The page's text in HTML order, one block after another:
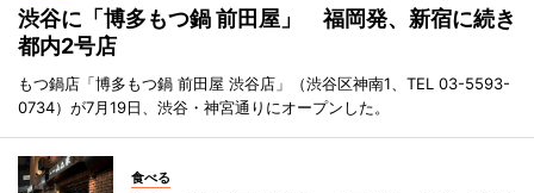
渋谷に「博多もつ鍋 前田屋」 福岡発、新宿に続き
都内2号店
もつ鍋店「博多もつ鍋 前田屋 渋谷店」（渋谷区神南1、TEL 03-5593-
0734）が7月19日、渋谷・神宮通りにオープンした。
食べる